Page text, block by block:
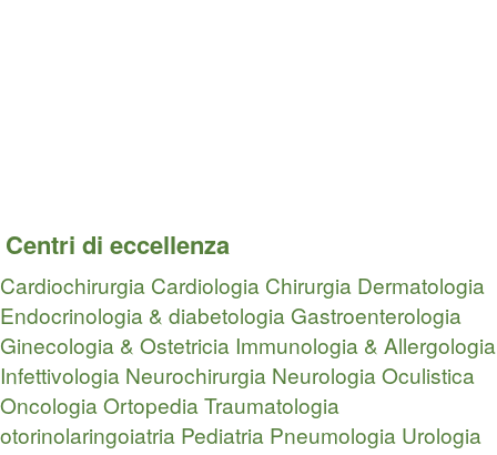
Centri di eccellenza
Cardiochirurgia Cardiologia Chirurgia Dermatologia
Endocrinologia & diabetologia Gastroenterologia
Ginecologia & Ostetricia Immunologia & Allergologia
Infettivologia Neurochirurgia NeurologiaOculistica
OncologiaOrtopedia Traumatologia
otorinolaringoiatria Pediatria Pneumologia Urologia